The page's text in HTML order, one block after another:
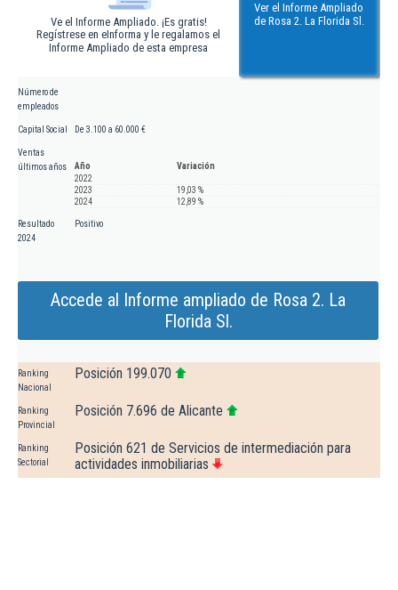
Ve el Informe Ampliado. ¡Es gratis!
Regístrese en eInforma y le regalamos el
Informe Ampliado de esta empresa
Ver el Informe Ampliado
de Rosa 2. La Florida Sl.
Número de
empleados
Capital Social De 3.100 a 60.000 €
Ventas
últimos años
Año
Variación
2022
2023
19,03 %
2024
12,89 %
Resultado
2024
Positivo
Accede al Informe ampliado de Rosa 2. La
Florida Sl.
Ranking
Nacional
Posición 199.070
Ranking
Provincial
Posición 7.696 de Alicante
Ranking
Sectorial
Posición 621 de Servicios de intermediación para
actividades inmobiliarias